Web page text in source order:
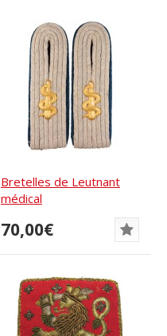
Bretelles de Leutnant
médical
70,00€